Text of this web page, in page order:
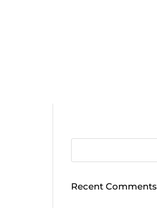
Recent Comments